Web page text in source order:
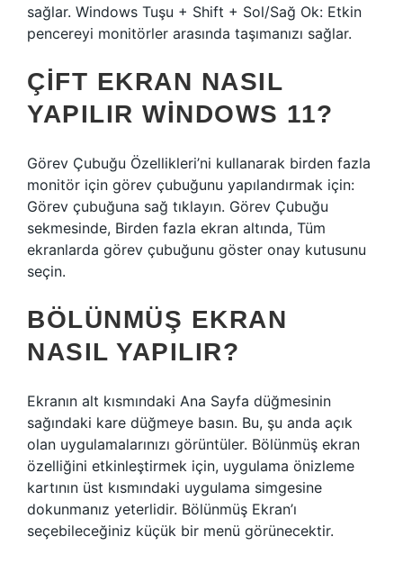
sağlar. Windows Tuşu + Shift + Sol/Sağ Ok: Etkin
pencereyi monitörler arasında taşımanızı sağlar.
ÇIFT EKRAN NASIL
YAPILIR WINDOWS 11?
Görev Çubuğu Özellikleri’ni kullanarak birden fazla
monitör için görev çubuğunu yapılandırmak için:
Görev çubuğuna sağ tıklayın. Görev Çubuğu
sekmesinde, Birden fazla ekran altında, Tüm
ekranlarda görev çubuğunu göster onay kutusunu
seçin.
BÖLÜNMÜŞ EKRAN
NASIL YAPILIR?
Ekranın alt kısmındaki Ana Sayfa düğmesinin
sağındaki kare düğmeye basın. Bu, şu anda açık
olan uygulamalarınızı görüntüler. Bölünmüş ekran
özelliğini etkinleştirmek için, uygulama önizleme
kartının üst kısmındaki uygulama simgesine
dokunmanız yeterlidir. Bölünmüş Ekran’ı
seçebileceğiniz küçük bir menü görünecektir.